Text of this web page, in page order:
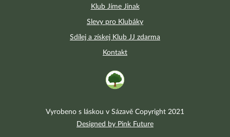
Klub Jíme Jinak
Slevy pro Klubáky
Sdílej a získej Klub JJ zdarma
Kontakt
Vyrobeno s láskou v Sázavě Copyright 2021
Designed by Pink Future